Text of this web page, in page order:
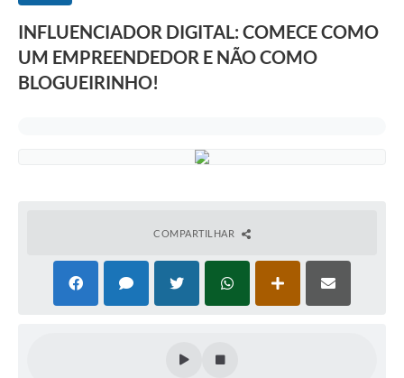
INFLUENCIADOR DIGITAL: COMECE COMO
UM EMPREENDEDOR E NÃO COMO
BLOGUEIRINHO!
COMPARTILHAR